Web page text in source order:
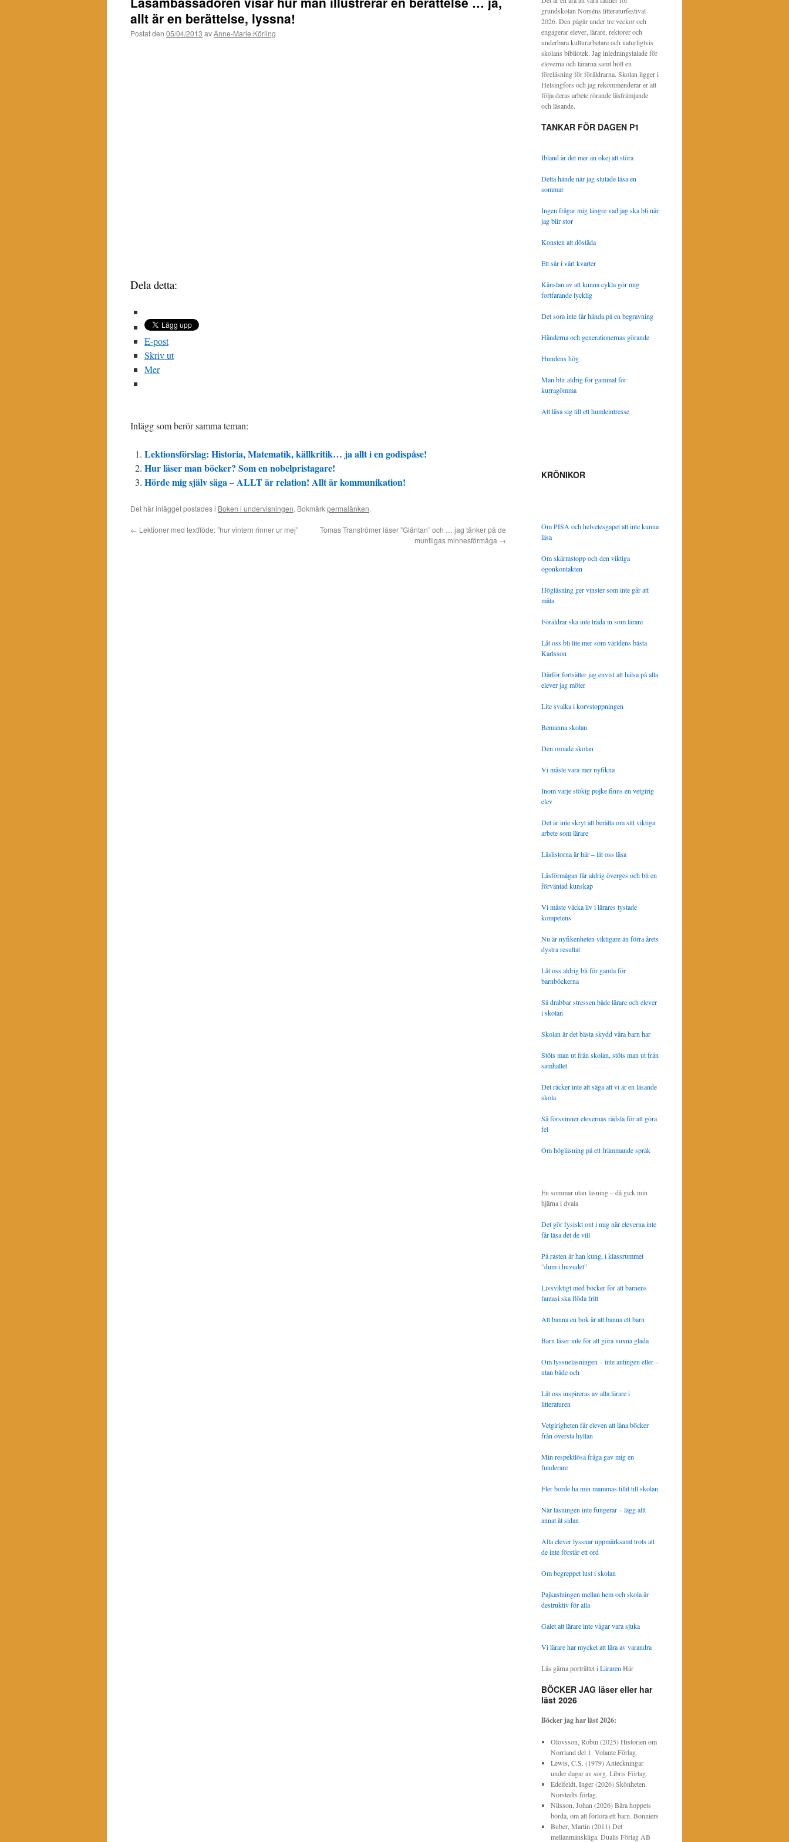
allt är en berättelse, lyssna!
Postat den 05/04/2013 avAnne-Marie Körling
Dela detta:
E-post
Skriv ut
Mer
Inlägg som berör samma teman:
Lektionsförslag: Historia, Matematik, källkritik… ja allt i en godispåse!
Hur läser man böcker? Som en nobelpristagare!
Hörde mig själv säga – ALLT är relation! Allt är kommunikation!
Det här inlägget postades i Boken i undervisningen. Bokmärkpermalänken.
← Lektioner med textflöde: ”hur vintern rinner ur mej”
Tomas Tranströmer läser ”Gläntan” och … jag tänker på de
muntligas minnesförmåga →
grundskolan Norséns litteraturfestival
2026. Den pågår under tre veckor och
engagerar elever, lärare, rektorer och
underbara kulturarbetare och naturligtvis
skolans bibliotek. Jag inledningstalade för
eleverna och lärarna samt höll en
föreläsning för föräldrarna. Skolan ligger i
Helsingfors och jag rekommenderar er att
följa deras arbete rörande läsfrämjande
och läsande.
TANKAR FÖR DAGEN P1
Ibland är det mer än okej att störa
Detta hände när jag slutade läsa en
sommar
Ingen frågar mig längre vad jag ska bli när
jag blir stor
Konsten att döstäda
Ett sår i vårt kvarter
Känslan av att kunna cykla gör mig
fortfarande lycklig
Det som inte får hända på en begravning
Händerna och generationernas görande
Hundens hög
Man blir aldrig för gammal för
kurragömma
Att läsa sig till ett humleintresse
KRÖNIKOR
Om PISA och helvetesgapet att inte kunna
läsa
Om skärmstopp och den viktiga
ögonkontakten
Högläsning ger vinster som inte går att
mäta
Föräldrar ska inte träda in som lärare
Låt oss bli lite mer som världens bästa
Karlsson
Därför fortsätter jag envist att hälsa på alla
elever jag möter
Lite svalka i korvstoppningen
Bemanna skolan
Den oroade skolan
Vi måste vara mer nyfikna
Inom varje stökig pojke finns en vetgirig
elev
Det är inte skryt att berätta om sitt viktiga
arbete som lärare
Läslistorna är här – låt oss läsa
Läsförmågan får aldrig överges och bli en
förväntad kunskap
Vi måste väcka liv i lärares tystade
kompetens
Nu är nyfikenheten viktigare än förra årets
dystra resultat
Låt oss aldrig bli för gamla för
barnböckerna
Så drabbar stressen både lärare och elever
i skolan
Skolan är det bästa skydd våra barn har
Stöts man ut från skolan, stöts man ut från
samhället
Det räcker inte att säga att vi är en läsande
skola
Så försvinner elevernas rädsla för att göra
fel
Om högläsning på ett främmande språk
En sommar utan läsning – då gick min
hjärna i dvala
Det gör fysiskt ont i mig när eleverna inte
får läsa det de vill
På rasten är han kung, i klassrummet
”dum i huvudet”
Livsviktigt med böcker för att barnens
fantasi ska flöda fritt
Att banna en bok är att banna ett barn
Barn läser inte för att göra vuxna glada
Om lyssneläsningen – inte antingen eller –
utan både och
Låt oss inspireras av alla lärare i
litteraturen
Vetgirigheten får eleven att låna böcker
från översta hyllan
Min respektlösa fråga gav mig en
funderare
Fler borde ha min mammas tillit till skolan
När läsningen inte fungerar – lägg allt
annat åt sidan
Alla elever lyssnar uppmärksamt trots att
de inte förstår ett ord
Om begreppet lust i skolan
Pajkastningen mellan hem och skola är
destruktiv för alla
Galet att lärare inte vågar vara sjuka
Vi lärare har mycket att lära av varandra
Läs gärna porträttet i Läraren Här
BÖCKER JAG läser eller har
läst 2026
Böcker jag har läst2026:
Olovsson, Robin (2025) Historien om
Norrland del 1. Volante Förlag.
Lewis, C.S. (1979) Anteckningar
under dagar av sorg. Libris Förlag.
Edelfeldt, Inger (2026) Skönheten.
Norstedts förlag.
Nilsson, Johan (2026) Bära hoppets
börda, om att förlora ett barn. Bonniers
Buber, Martin (2011) Det
mellanmänskliga. Dualis Förlag AB